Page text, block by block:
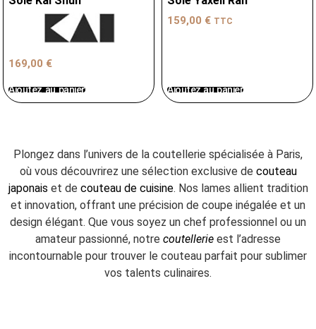
169,00 €
Ajoutez au panier
159,00 € TTC
Ajoutez au panier
Plongez dans l’univers de la coutellerie spécialisée à Paris,
où vous découvrirez une sélection exclusive de couteau
japonais et de couteau de cuisine. Nos lames allient tradition
et innovation, offrant une précision de coupe inégalée et un
design élégant. Que vous soyez un chef professionnel ou un
amateur passionné, notre coutellerie est l’adresse
incontournable pour trouver le couteau parfait pour sublimer
vos talents culinaires.